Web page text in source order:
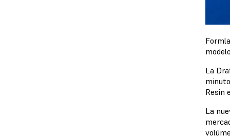
La
Resin
La